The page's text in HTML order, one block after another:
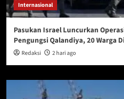
Internasional
Pasukan Israel Luncurkan
Pengungsi Qalandiya, 20 Warga
Redaksi 2 hari ago